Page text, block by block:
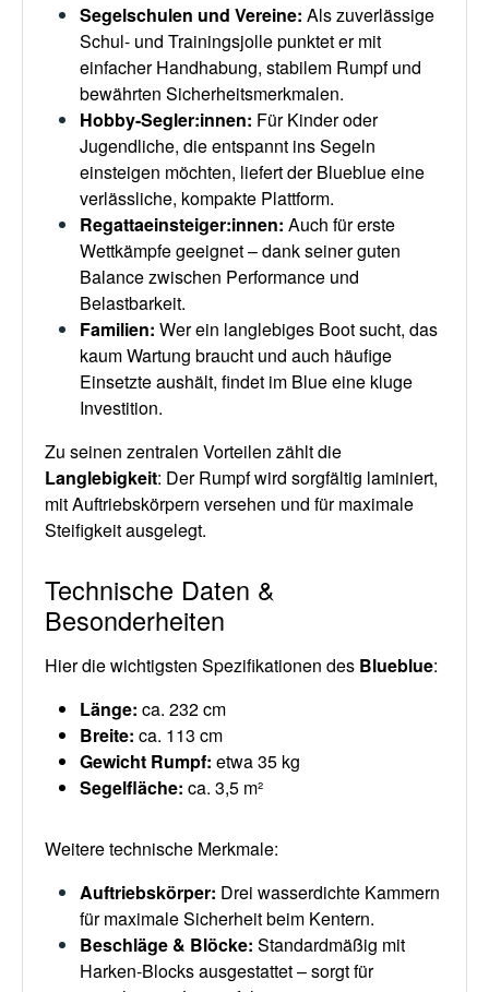
Segelschulen und Vereine: Als zuverlässige
Schul- und Trainingsjolle punktet er mit
einfacher Handhabung, stabilem Rumpf und
bewährten Sicherheitsmerkmalen.
Hobby-Segler:innen: Für Kinder oder
Jugendliche, die entspannt ins Segeln
einsteigen möchten, liefert der Blueblue eine
verlässliche, kompakte Plattform.
Regattaeinsteiger:innen: Auch für erste
Wettkämpfe geeignet – dank seiner guten
Balance zwischen Performance und
Belastbarkeit.
Familien: Wer ein langlebiges Boot sucht, das
kaum Wartung braucht und auch häufige
Einsetzte aushält, findet im Blue eine kluge
Investition.
Zu seinen zentralen Vorteilen zählt die
Langlebigkeit: Der Rumpf wird sorgfältig laminiert,
mit Auftriebskörpern versehen und für maximale
Steifigkeit ausgelegt.
Technische Daten &
Besonderheiten
Hier die wichtigsten Spezifikationen des Blueblue:
Länge: ca. 232 cm
Breite: ca. 113 cm
Gewicht Rumpf: etwa 35 kg
Segelfläche: ca. 3,5 m²
Weitere technische Merkmale:
Auftriebskörper: Drei wasserdichte Kammern
für maximale Sicherheit beim Kentern.
Beschläge & Blöcke: Standardmäßig mit
Harken-Blocks ausgestattet – sorgt für